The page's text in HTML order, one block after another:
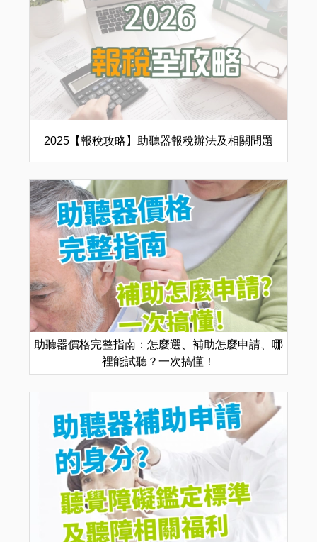
2025【報稅攻略】助聽器報稅辦法及相關問題
助聽器價格完整指南：怎麼選、補助怎麼申請、哪
裡能試聽？一次搞懂！